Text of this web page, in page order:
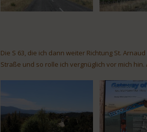
Die S 63, die ich dann weiter Richtung St.
Straße und so rolle ich vergnüglich vor mich